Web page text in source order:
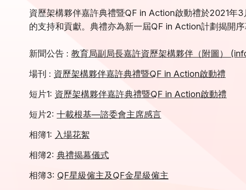
資歷架構夥伴嘉許典禮暨QF in Action啟動禮於2021年
的支持和貢獻。典禮亦為新一屆QF in Action計劃揭開
新聞公告 : 教育局副局長嘉許資歷架構夥伴（附圖）
場刊 : 資歷架構夥伴嘉許典禮暨QF in Action啟動禮
短片1: 資歷架構夥伴嘉許典禮暨QF in Action啟動禮
短片2: 十載根基—諮委會主席感言
相簿1: 入場花絮
相簿2: 典禮揭幕儀式
相簿3: QF星級僱主及QF金星級僱主